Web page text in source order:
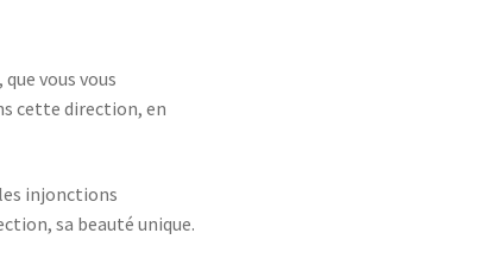
vous vous
cette direction, en
injonctions
sa beauté unique.